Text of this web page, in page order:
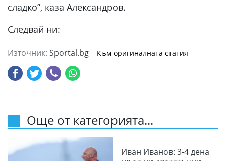
сладко”, каза Александров.
Следвай ни:
Източник: Sportal.bg Към оригиналната статия
Още от категорията...
Иван Иванов: 3-4 дена